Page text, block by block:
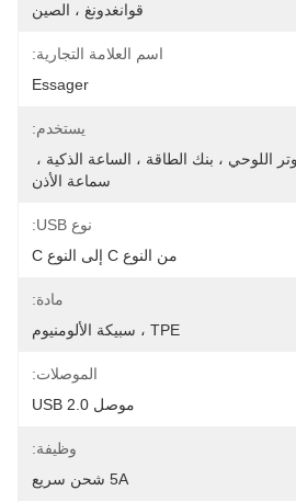
قوانغدونغ ، الصين
اسم العلامة التجارية:
Essager
يستخدم:
سماعة الأذن
نوع USB:
من النوع C إلى النوع C
مادة:
TPE ، سبيكة الألومنيوم
الموصلات:
موصل USB 2.0
وظيفة:
5A شحن سريع